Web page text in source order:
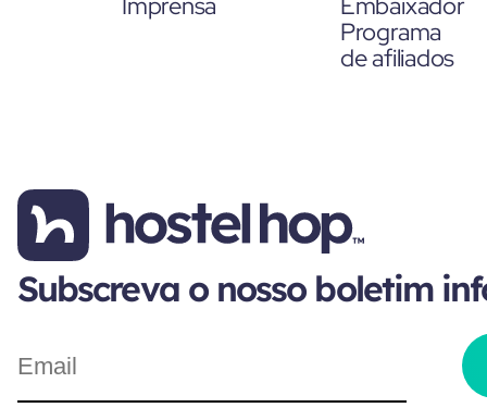
Programa
de afiliados
Subscreva o nosso boletim